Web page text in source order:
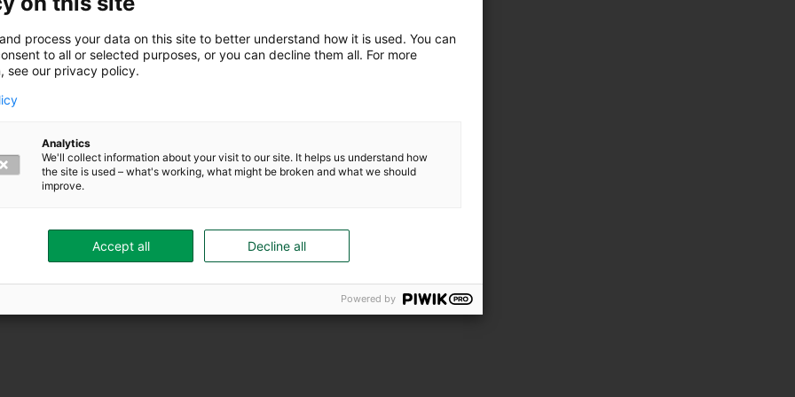
flytta till Skövde och
process your data on this site to better understand how it is used. You can
to all or selected purposes, or you can decline them all. For more
see our privacy policy.
Analytics
We'll collect information about your visit to our site. It helps us understand how
the site is used – what's working, what might be broken and what we should
improve.
Accept all Decline all
Powered by